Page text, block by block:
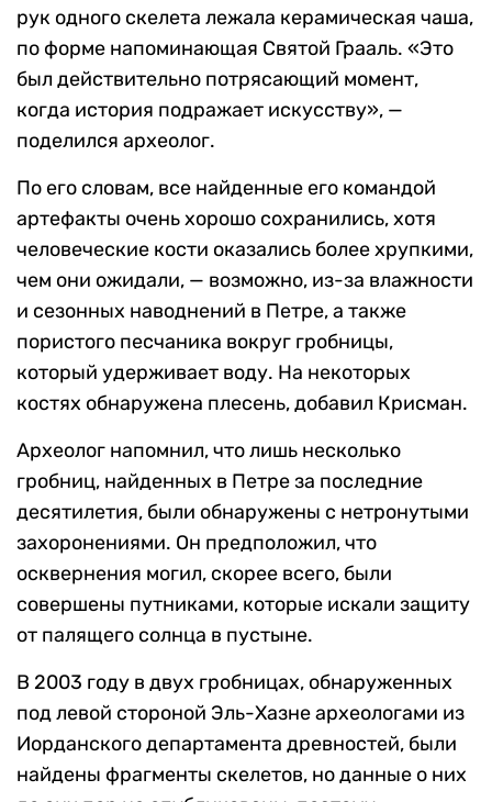
рук одного скелета лежала керамическая чаша,
по форме напоминающая Святой Грааль. «Это
был действительно потрясающий момент,
когда история подражает искусству», —
поделился археолог.
По его словам, все найденные его командой
артефакты очень хорошо сохранились, хотя
человеческие кости оказались более хрупкими,
чем они ожидали, — возможно, из-за влажности
и сезонных наводнений в Петре, а также
пористого песчаника вокруг гробницы,
который удерживает воду. На некоторых
костях обнаружена плесень, добавил Крисман.
Археолог напомнил, что лишь несколько
гробниц, найденных в Петре за последние
десятилетия, были обнаружены с нетронутыми
захоронениями. Он предположил, что
осквернения могил, скорее всего, были
совершены путниками, которые искали защиту
от палящего солнца в пустыне.
В 2003 году в двух гробницах, обнаруженных
под левой стороной Эль-Хазне археологами из
Иорданского департамента древностей, были
найдены фрагменты скелетов, но данные о них